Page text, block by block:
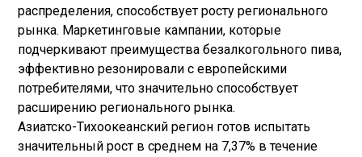
распределения, способствует росту регионального
рынка. Маркетинговые кампании, которые
подчеркивают преимущества безалкогольного пива,
эффективно резонировали с европейскими
потребителями, что значительно способствует
расширению регионального рынка.
Азиатско-Тихоокеанский регион готов испытать
значительный рост в среднем на 7,37% в течение